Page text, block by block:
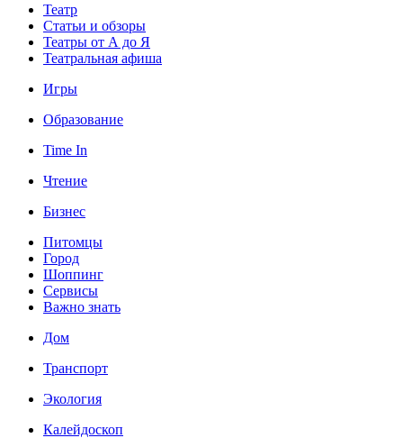
Театр
Статьи и обзоры
Театры от А до Я
Театральная афиша
Игры
Образование
Time In
Чтение
Бизнес
Питомцы
Город
Шоппинг
Сервисы
Важно знать
Дом
Транспорт
Экология
Калейдоскоп